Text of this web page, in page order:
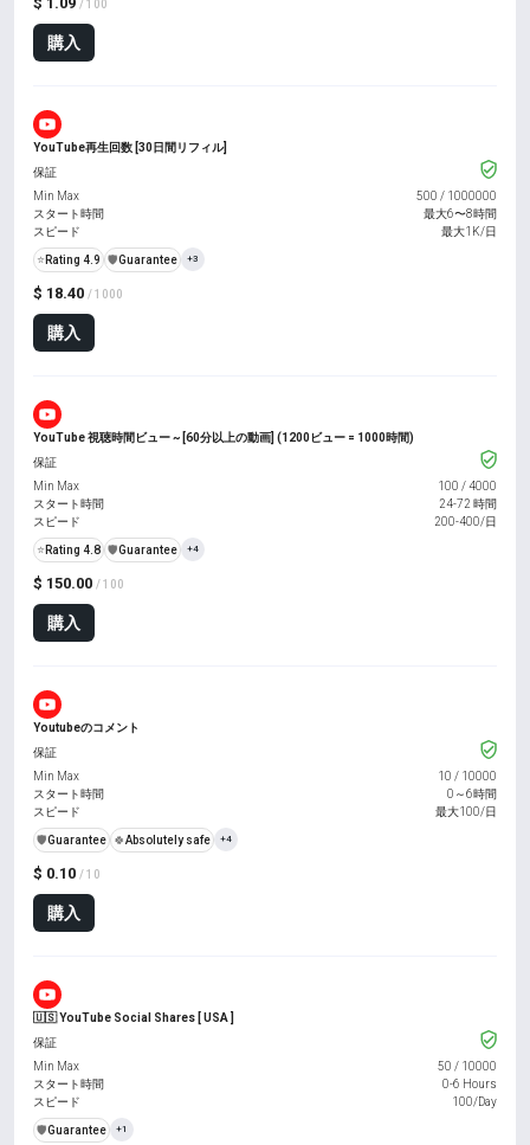
/ 100
購入
YouTube再生回数 [30日間リフィル]
$ 18.40 / 1000
購入
保証
Min Max
500 / 1000000
スタート時間
最大6〜8時間
スピード
最大1K/日
⭐ Rating 4.9 ️🛡️Guarantee +3
YouTube 視聴時間ビュー ~ [60分以上の動画] (1200ビュー = 1000時間)
$ 150.00 / 100
購入
保証
Min Max
100 /4000
スタート時間
24-72 時間
スピード
200-400/日
⭐ Rating 4.8 ️🛡️Guarantee +4
Youtubeのコメント
$ 0.10 / 10
購入
保証
Min Max
10 / 10000
スタート時間
0～6時間
スピード
最大100/日
️🛡️Guarantee 🍀Absolutely safe +4
🇺🇸 YouTube Social Shares [ USA ]
保証
Min Max
50 / 10000
スタート時間
0-6 Hours
スピード
100/Day
️🛡️Guarantee +1